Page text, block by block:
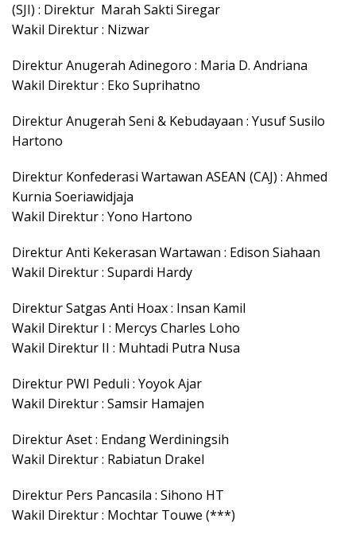
(SJI) : Direktur Marah Sakti Siregar
Wakil Direktur : Nizwar
Direktur Anugerah Adinegoro : Maria D. Andriana
Wakil Direktur : Eko Suprihatno
Direktur Anugerah Seni & Kebudayaan : Yusuf Susilo
Hartono
Direktur Konfederasi Wartawan ASEAN (CAJ) : Ahmed
Kurnia Soeriawidjaja
Wakil Direktur : Yono Hartono
Direktur Anti Kekerasan Wartawan : Edison Siahaan
Wakil Direktur : Supardi Hardy
Direktur Satgas Anti Hoax : Insan Kamil
Wakil Direktur I : Mercys Charles Loho
Wakil Direktur II : Muhtadi Putra Nusa
Direktur PWI Peduli : Yoyok Ajar
Wakil Direktur : Samsir Hamajen
Direktur Aset : Endang Werdiningsih
Wakil Direktur : Rabiatun Drakel
Direktur Pers Pancasila : Sihono HT
Wakil Direktur : Mochtar Touwe (***)